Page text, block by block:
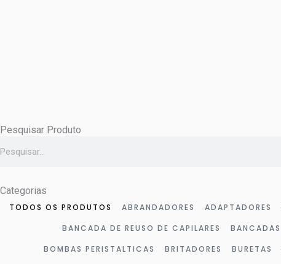
Pesquisar Produto
Categorias
ABRANDADORES ADAPTADORES
BANCADA DE REUSO DE CAPILARES
BANCADAS
BOMBAS PERISTALTICAS
BRITADORES BURETAS
TODOS OS PRODUTOS